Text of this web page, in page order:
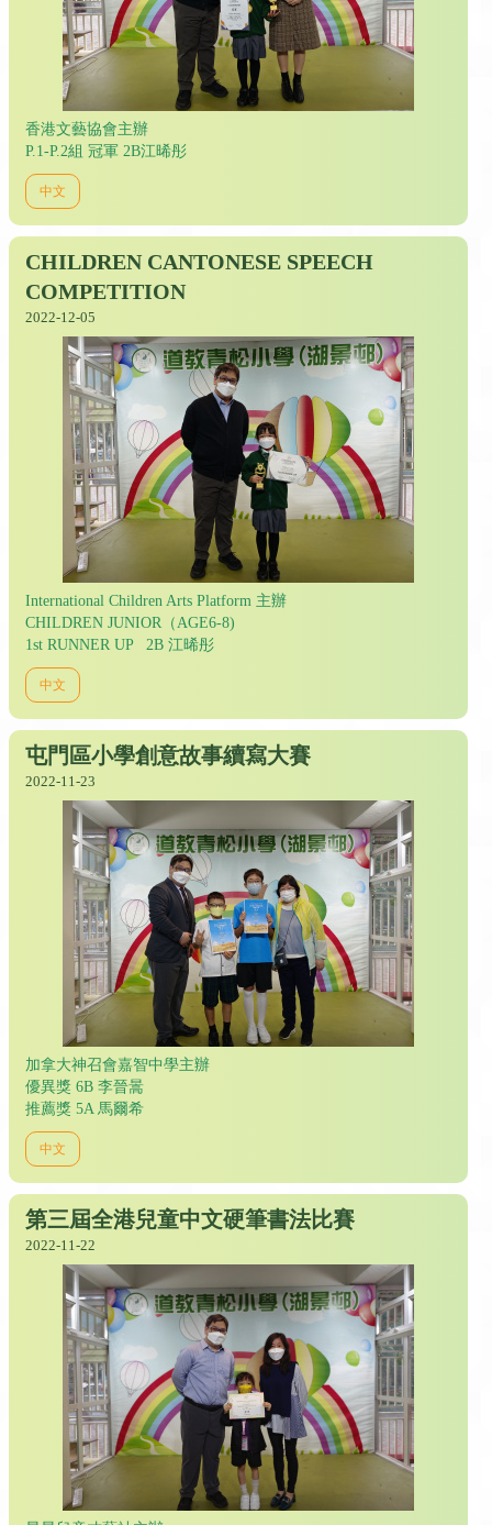
香港文藝協會主辦
P.1-P.2組 冠軍 2B江晞彤
中文
CHILDREN CANTONESE SPEECH
COMPETITION
2022-12-05
International Children Arts Platform 主辦
CHILDREN JUNIOR（AGE6-8)
1st RUNNER UP 2B 江晞彤
中文
屯門區小學創意故事續寫大賽
2022-11-23
加拿大神召會嘉智中學主辦
優異獎 6B 李晉暠
推薦獎 5A 馬爾希
中文
第三屆全港兒童中文硬筆書法比賽
2022-11-22